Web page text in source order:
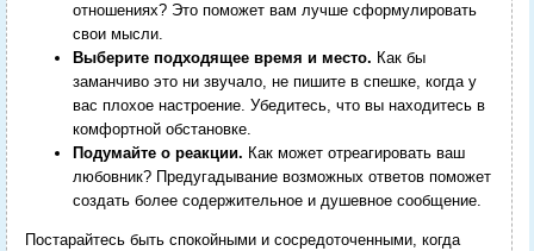
отношениях? Это поможет вам лучше сформулировать
свои мысли.
Выберите подходящее время и место. Как бы
заманчиво это ни звучало, не пишите в спешке, когда у
вас плохое настроение. Убедитесь, что вы находитесь в
комфортной обстановке.
Подумайте о реакции. Как может отреагировать ваш
любовник? Предугадывание возможных ответов поможет
создать более содержительное и душевное сообщение.
Постарайтесь быть спокойными и сосредоточенными, когда